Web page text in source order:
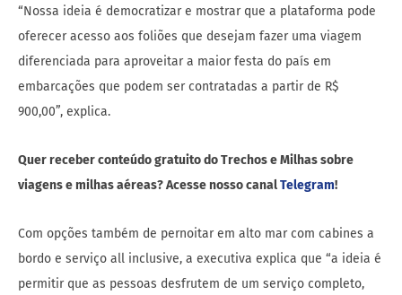
“Nossa ideia é democratizar e mostrar que a plataforma pode
oferecer acesso aos foliões que desejam fazer uma viagem
diferenciada para aproveitar a maior festa do país em
embarcações que podem ser contratadas a partir de R$
900,00”, explica.
Quer receber conteúdo gratuito do Trechos e Milhas sobre
viagens e milhas aéreas? Acesse nosso canalTelegram!
Com opções também de pernoitar em alto mar com cabines a
bordo e serviço all inclusive, a executiva explica que “a ideia é
permitir que as pessoas desfrutem de um serviço completo,